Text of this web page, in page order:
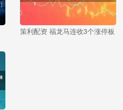
策利配资 福龙马连收3个涨停板